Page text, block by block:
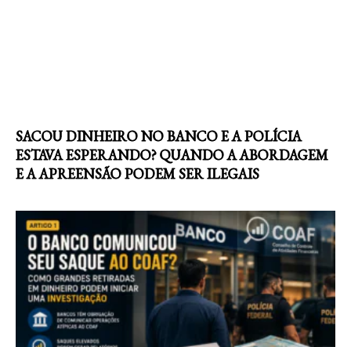
SACOU DINHEIRO NO BANCO E A POLÍCIA
ESTAVA ESPERANDO? QUANDO A ABORDAGEM
E A APREENSÃO PODEM SER ILEGAIS